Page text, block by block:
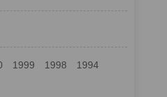
1999 1998 1994